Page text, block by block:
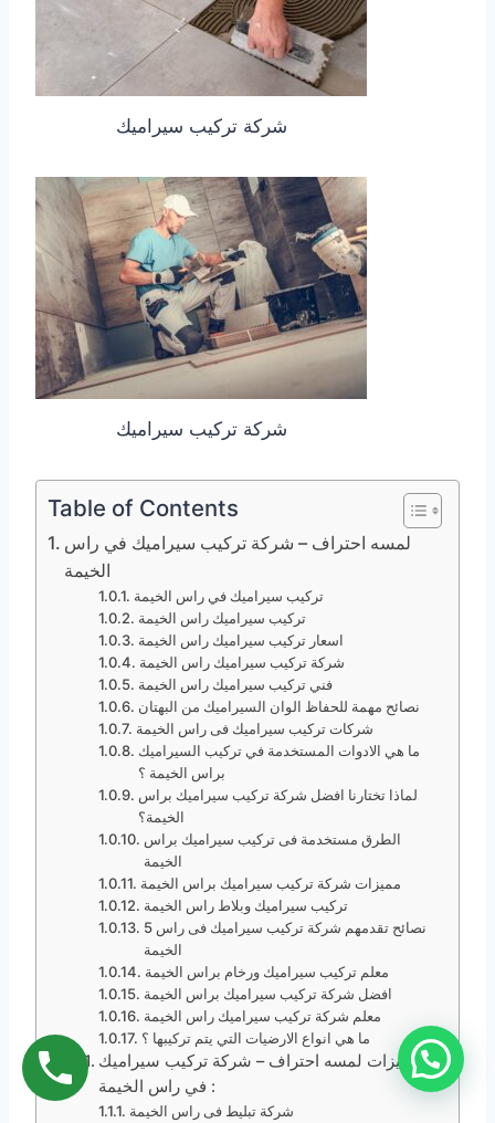
شركة تركيب سيراميك
شركة تركيب سيراميك
Table of Contents
لمسه احتراف – شركة تركيب سيراميك في راس
الخيمة
تركيب سيراميك في راس الخيمة
تركيب سيراميك راس الخيمة
‎اسعار تركيب سيراميك راس الخيمة
شركة تركيب سيراميك راس الخيمة
فني تركيب سيراميك راس الخيمة
نصائح مهمة للحفاظ الوان السيراميك من البهتان
شركات تركيب سيراميك فى راس الخيمة
ما هي الادوات المستخدمة في تركيب السيراميك
براس الخيمة ؟
لماذا تختارنا افضل شركة تركيب سيراميك براس
الخيمة؟
الطرق مستخدمة فى تركيب سيراميك براس
الخيمة
مميزات شركة تركيب سيراميك براس الخيمة
تركيب سيراميك وبلاط راس الخيمة
5 نصائح تقدمهم شركة تركيب سيراميك فى راس
الخيمة
معلم تركيب سيراميك ورخام براس الخيمة
افضل شركة تركيب سيراميك براس الخيمة
معلم شركة تركيب سيراميك راس الخيمة
ما هي انواع الارضيات التي يتم تركيبها ؟
مميزات لمسه احتراف – شركة تركيب سيراميك
في راس الخيمة :
شركة تبليط فى راس الخيمة